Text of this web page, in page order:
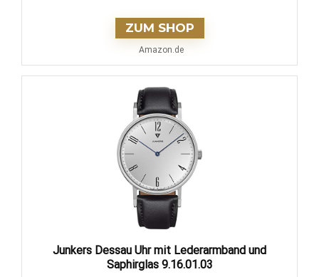
ZUM SHOP
Amazon.de
Junkers Dessau Uhr mit Lederarmband und
Saphirglas 9.16.01.03